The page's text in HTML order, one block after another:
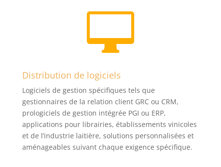

Distribution de logiciels
Logiciels de gestion spécifiques tels que
gestionnaires de la relation client GRC ou CRM,
prologiciels de gestion intégrée PGI ou ERP,
applications pour librairies, établissements vinicoles
et de l’industrie laitière, solutions personnalisées et
aménageables suivant chaque exigence spécifique.